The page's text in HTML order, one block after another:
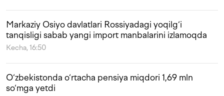
Markaziy Osiyo davlatlari Rossiyadagi yoqilg‘i
tanqisligi sabab yangi import manbalarini izlamoqda
Kecha, 16:50
O‘zbekistonda o‘rtacha pensiya miqdori 1,69 mln
so‘mga yetdi